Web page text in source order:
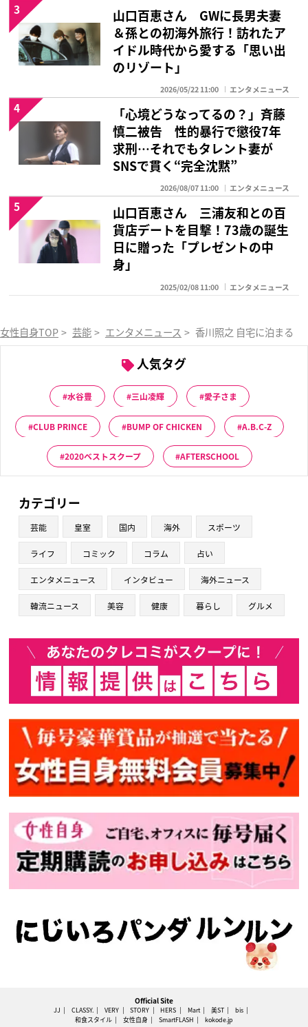
山口百恵さん GWに長男夫妻
＆孫との初海外旅行！訪れたア
イドル時代から愛する「思い出
のリゾート」
2026/05/22 11:00 エンタメニュース
3
「心境どうなってるの？」斉藤
慎二被告 性的暴行で懲役7年
求刑…それでもタレント妻が
SNSで貫く“完全沈黙”
2026/08/07 11:00 エンタメニュース
4
山口百恵さん 三浦友和との百
貨店デートを目撃！73歳の誕生
日に贈った「プレゼントの中
身」
2025/02/08 11:00 エンタメニュース
5
女性自身TOP > 芸能 > エンタメニュース > 香川照之 自宅に泊まる
人気タグ
水谷豊 三山凌輝 愛子さま
CLUB PRINCE BUMP OF CHICKEN A.B.C-Z
2020ベストスクープ AFTERSCHOOL
カテゴリー
芸能 皇室 国内 海外 スポーツ
ライフ コミック コラム 占い
エンタメニュース インタビュー 海外ニュース
韓流ニュース 美容 健康 暮らし グルメ
Official Site
JJ CLASSY. VERY STORY HERS Mart 美ST
bis
和食スタイル
女性自身 SmartFLASH kokode.jp